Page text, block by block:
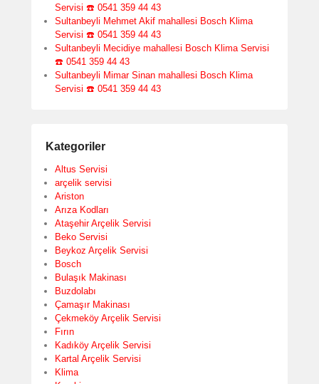
Servisi ☎️ 0541 359 44 43
Sultanbeyli Mehmet Akif mahallesi Bosch Klima
Servisi ☎️ 0541 359 44 43
Sultanbeyli Mecidiye mahallesi Bosch Klima Servisi
☎️ 0541 359 44 43
Sultanbeyli Mimar Sinan mahallesi Bosch Klima
Servisi ☎️ 0541 359 44 43
Kategoriler
Altus Servisi
arçelik servisi
Ariston
Arıza Kodları
Ataşehir Arçelik Servisi
Beko Servisi
Beykoz Arçelik Servisi
Bosch
Bulaşık Makinası
Buzdolabı
Çamaşır Makinası
Çekmeköy Arçelik Servisi
Fırın
Kadıköy Arçelik Servisi
Kartal Arçelik Servisi
Klima